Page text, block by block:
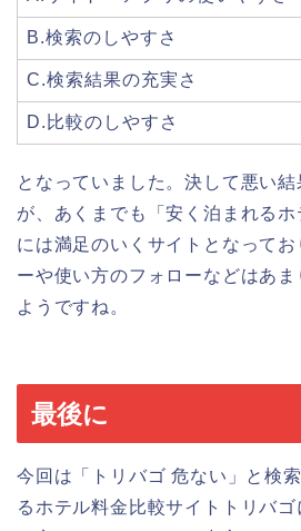
B.検索のしやすさ
C.検索結果の充実さ
D.比較のしやすさ
となっていました。決して悪い
が、あくまでも「安く泊まれる
には満足のいくサイトとなってお
ーや使い方のフォローなどはあ
ようですね。
最後に
今回は「トリバゴ 危ない」と検
るホテル料金比較サイトトリバ